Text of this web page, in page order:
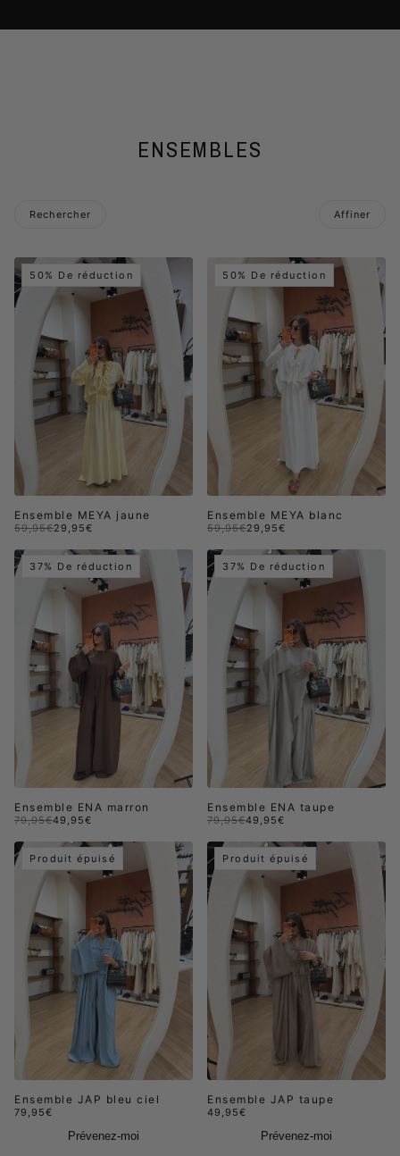
ENSEMBLES
Rechercher Affiner
pagination
50% De réduction
Ensemble MEYA jaune
59,95€29,95€
50% De réduction
Ensemble MEYA blanc
59,95€29,95€
37% De réduction
Ensemble ENA marron
79,95€49,95€
37% De réduction
Ensemble ENA taupe
79,95€49,95€
Produit épuisé
Ensemble JAP bleu ciel
79,95€
Prévenez-moi
Produit épuisé
Ensemble JAP taupe
49,95€
Prévenez-moi